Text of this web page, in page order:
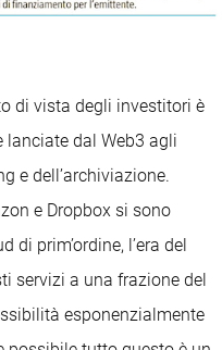
di vista degli investitori è
lanciate dal Web3 agli
e dell’archiviazione.
e Dropbox si sono
prim’ordine, l’era del
servizi a una frazione del
esponenzialmente